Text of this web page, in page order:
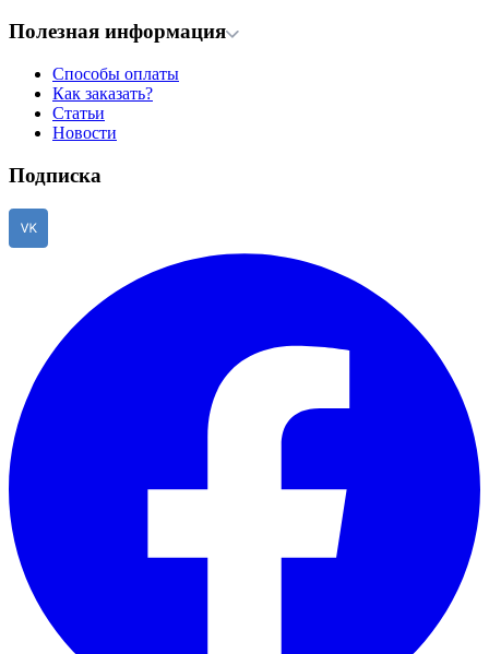
Полезная информация
Способы оплаты
Как заказать?
Статьи
Новости
Подписка